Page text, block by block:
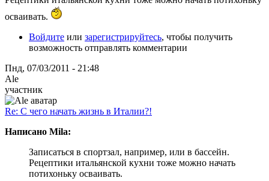
осваивать.
Войдите или зарегистрируйтесь, чтобы получить
возможность отправлять комментарии
Пнд, 07/03/2011 - 21:48
Ale
участник
Re: С чего начать жизнь в Италии?!
Написано Mila:
Записаться в спортзал, например, или в бассейн.
Рецептики итальянской кухни тоже можно начать
потихоньку осваивать.